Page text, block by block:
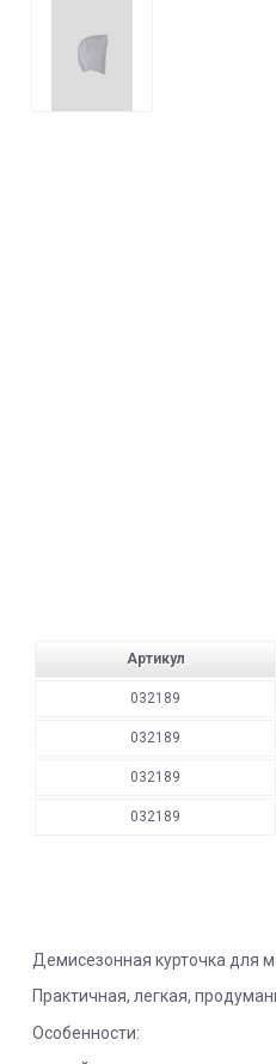
Артикул
032189
032189
032189
032189
Демисезонная курточка для
Практичная, легкая,
Особенности: